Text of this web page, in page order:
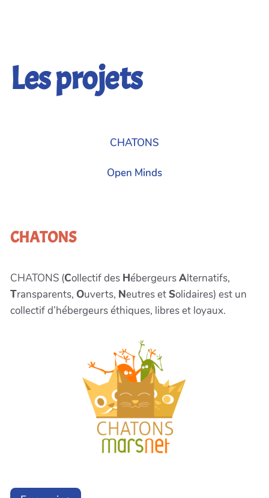
Les projets
CHATONS
Open Minds
CHATONS
CHATONS (Collectif des HébergeursAlternatifs,
Transparents, Ouverts, Neutres etSolidaires) est un
collectif d’hébergeurs éthiques, libres et loyaux.